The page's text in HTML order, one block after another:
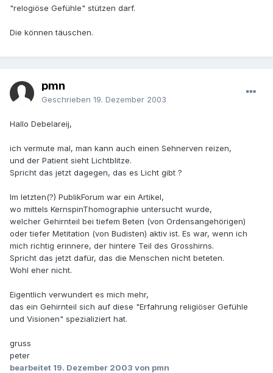
"relogiöse Gefühle" stützen darf.
Die können täuschen.
pmn
Geschrieben 19. Dezember 2003
Hallo Debelareij,
ich vermute mal, man kann auch einen Sehnerven reizen,
und der Patient sieht Lichtblitze.
Spricht das jetzt dagegen, das es Licht gibt ?
Im letzten(?) PublikForum war ein Artikel,
wo mittels KernspinThomographie untersucht wurde,
welcher Gehirnteil bei tiefem Beten (von Ordensangehörigen)
oder tiefer Metitation (von Budisten) aktiv ist. Es war, wenn ich
mich richtig erinnere, der hintere Teil des Grosshirns.
Spricht das jetzt dafür, das die Menschen nicht beteten.
Wohl eher nicht.
Eigentlich verwundert es mich mehr,
das ein Gehirnteil sich auf diese "Erfahrung religiöser Gefühle
und Visionen" spezializiert hat.
gruss
peter
bearbeitet 19. Dezember 2003 von pmn